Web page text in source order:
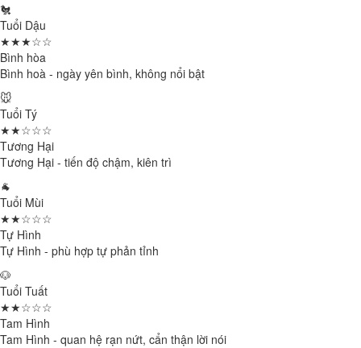
🐔
Tuổi Dậu
★★★☆☆
Bình hòa
Bình hoà - ngày yên bình, không nổi bật
🐭
Tuổi Tý
★★☆☆☆
Tương Hại
Tương Hại - tiến độ chậm, kiên trì
🐐
Tuổi Mùi
★★☆☆☆
Tự Hình
Tự Hình - phù hợp tự phản tỉnh
🐶
Tuổi Tuất
★★☆☆☆
Tam Hình
Tam Hình - quan hệ rạn nứt, cẩn thận lời nói